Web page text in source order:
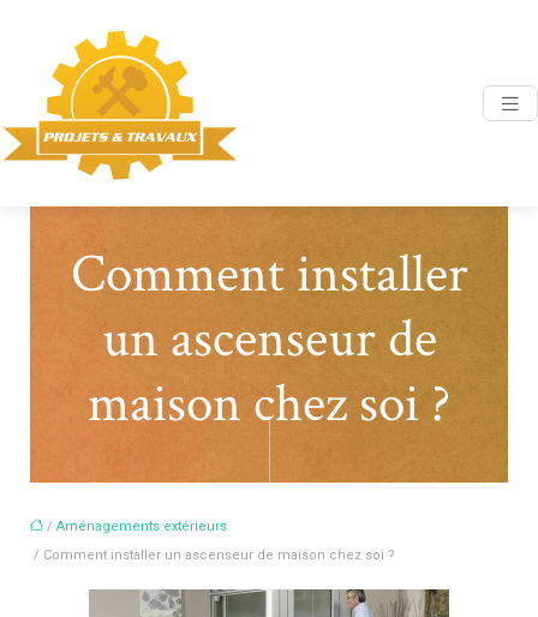
Comment installer
un ascenseur de
maison chez soi ?
/ Aménagements extérieurs
/ Comment installer un ascenseur de maison chez soi ?